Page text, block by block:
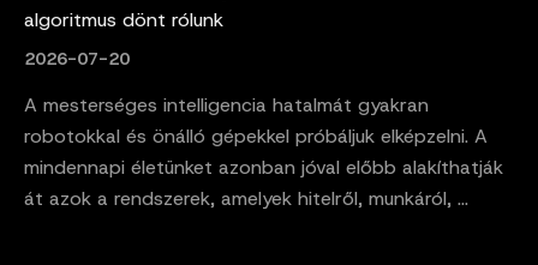
algoritmus dönt rólunk
2026-07-20
A mesterséges intelligencia hatalmát gyakran
robotokkal és önálló gépekkel próbáljuk elképzelni. A
mindennapi életünket azonban jóval előbb alakíthatják
át azok a rendszerek, amelyek hitelről, munkáról, ...